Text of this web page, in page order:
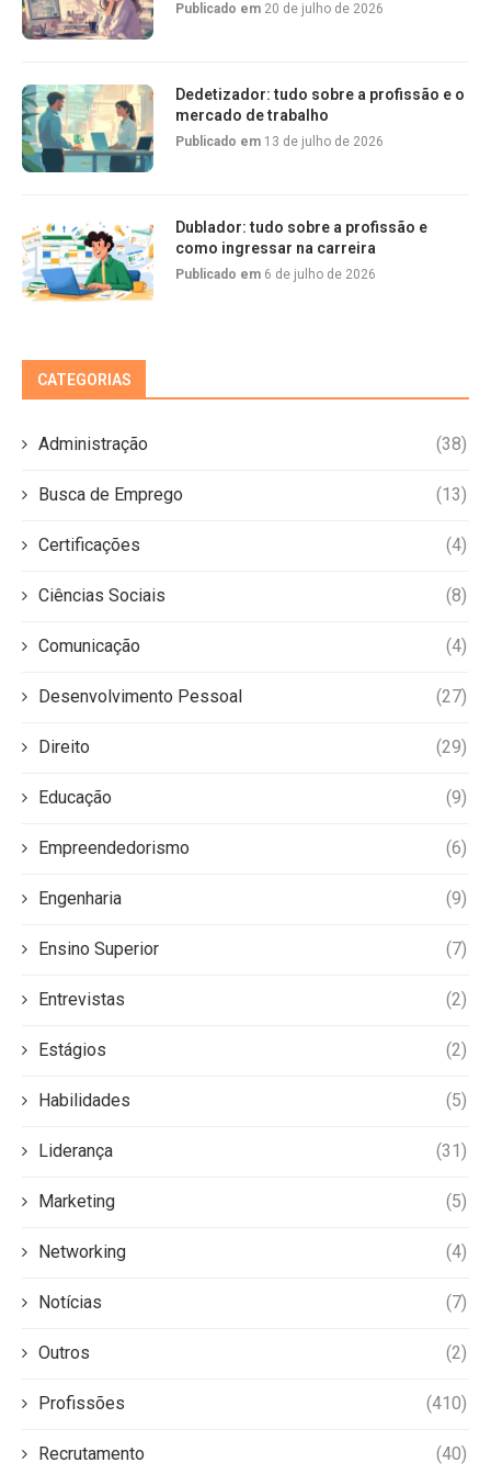
Publicado em 20 de julho de 2026
Dedetizador: tudo sobre a profissão e o
mercado de trabalho
Publicado em 13 de julho de 2026
Dublador: tudo sobre a profissão e
como ingressar na carreira
Publicado em 6 de julho de 2026
CATEGORIAS
Administração (38)
Busca de Emprego (13)
Certificações (4)
Ciências Sociais (8)
Comunicação (4)
Desenvolvimento Pessoal (27)
Direito (29)
Educação (9)
Empreendedorismo (6)
Engenharia (9)
Ensino Superior (7)
Entrevistas (2)
Estágios (2)
Habilidades (5)
Liderança (31)
Marketing (5)
Networking (4)
Notícias (7)
Outros (2)
Profissões (410)
Recrutamento (40)